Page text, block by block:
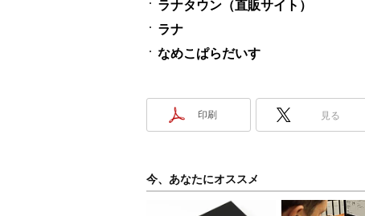
ラナタウン（直販サイト）
ラナ
なめこぱらだいす
印刷 見る
今、あなたにオススメ